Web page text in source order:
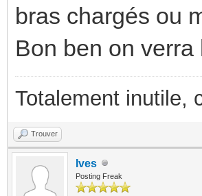
bras chargés ou
Bon ben on
Totalement inutile,
Trouver
Ives
Posting Freak